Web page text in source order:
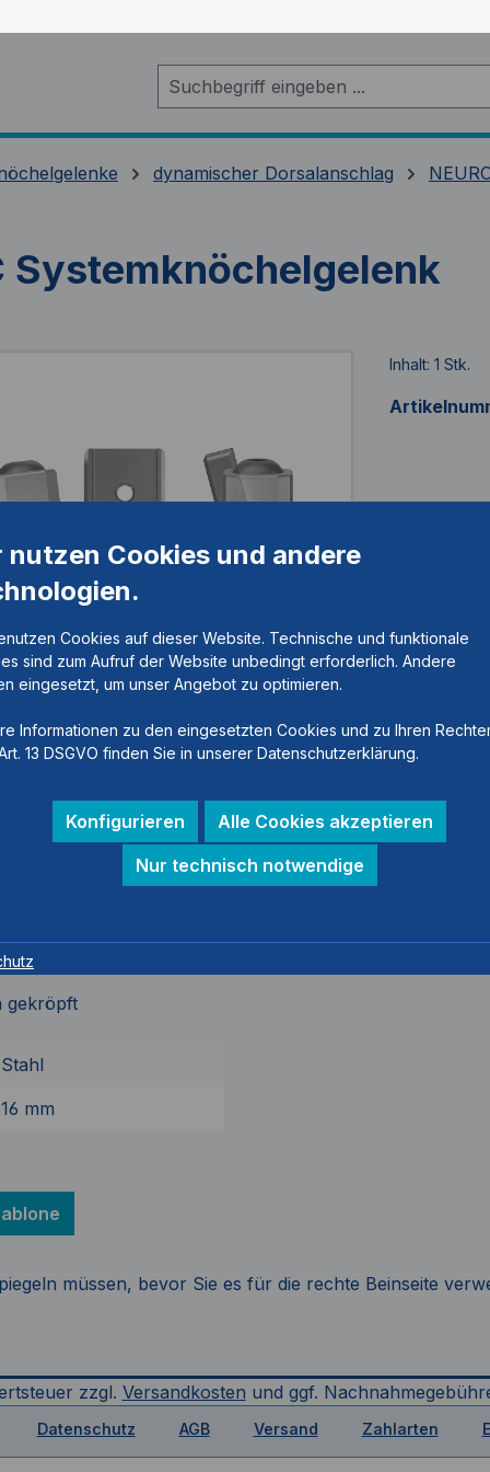
dynamischer Dorsalanschlag
Systemknöchelgelenk
Inhalt: 1 Stk.
gekröpft
Stahl
16 mm
müssen, bevor Sie es für die rechte Beinseite
zzgl. Versandkosten und ggf.
Datenschutz AGB Versand Zahlarten
nutzen Cookies und andere
Cookies auf dieser Website. Technische und funktionale
sind zum Aufruf der Website unbedingt erforderlich. Andere
eingesetzt, um unser Angebot zu optimieren.
Informationen zu den eingesetzten Cookies und zu Ihren
13 DSGVO finden Sie in unserer Datenschutzerklärung.
Konfigurieren
Alle Cookies akzeptieren
Nur technisch notwendige